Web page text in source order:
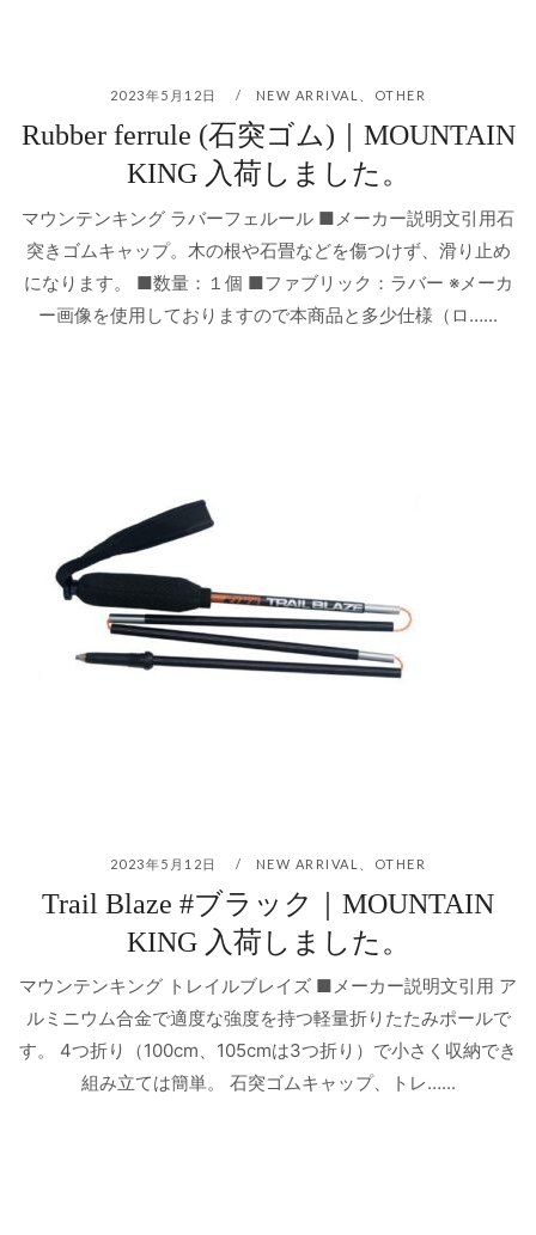
2023年5月12日 NEW ARRIVAL OTHER
Rubber ferrule (石突ゴム)｜MOUNTAIN
KING 入荷しました。
マウンテンキング ラバーフェルール ■メーカー説明文引用石
突きゴムキャップ。木の根や石畳などを傷つけず、滑り止め
になります。 ■数量：１個 ■ファブリック：ラバー ※メーカ
ー画像を使用しておりますので本商品と多少仕様（ロ…...
2023年5月12日 NEW ARRIVAL OTHER
Trail Blaze #ブラック｜MOUNTAIN
KING 入荷しました。
マウンテンキング トレイルブレイズ ■メーカー説明文引用 ア
ルミニウム合金で適度な強度を持つ軽量折りたたみポールで
す。 4つ折り（100cm、105cmは3つ折り）で小さく収納でき
組み立ては簡単。 石突ゴムキャップ、トレ…...